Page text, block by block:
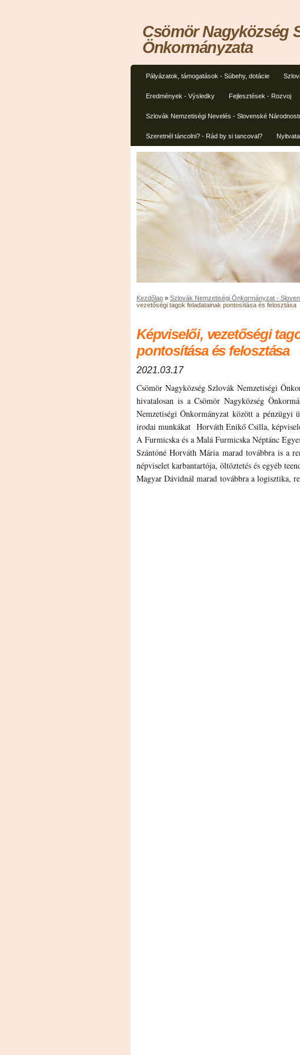
Pályázatok, támogatások - Súbehy, dotácie
Eredmények - Výsledky Fejlesztések - Rozvoj
Szlovák Nemzetiségi Nevelés - Slovenské
Szeretnél táncolni? - Rád by si tancoval?
Csömör Nagyközség
Önkormányzata
Kezdőlap » Szlovák Nemzetiségi Önkormányzat -
vezetőségi tagok feladatainak pontosítása és felosztása
Képviselői, vezetőségi
pontosítása és felosztása
2021.03.17
Csömör Nagyközség Szlovák Nemzetiségi
hivatalosan is a Csömör Nagyközség
Nemzetiségi Önkormányzat között a pénzügyi
irodai munkákat Horváth Enikő Csilla,
A Furmicska és a Malá Furmicska Néptánc
Szántóné Horváth Mária marad továbbra is a
népviselet karbantartója, öltöztetés és egyéb
Magyar Dávidnál marad továbbra a logisztika,